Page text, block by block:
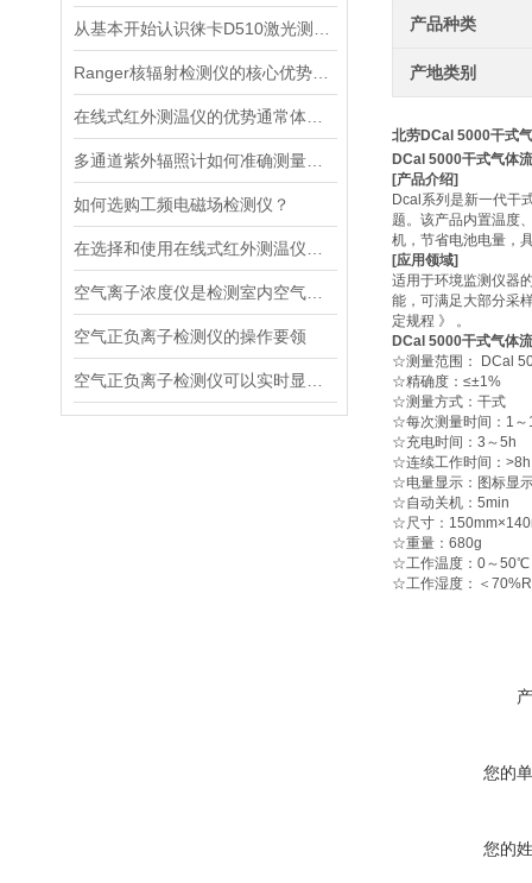
如何选购工频电磁场检测仪？
空气正负离子检测仪的操作要领
产品种类
产地类别
北劳DCal 5000干式
DCal 5000干式气体
[产品介绍]
Dcal系列是新一代干
题。该产品内置温度
机，节省电池电量，
[应用领域]
适用于环境监测仪器
能，可满足大部分采
定规程 》 。
DCal 5000干式气体
☆测量范围： DCal
☆精确度：≤±1%
☆测量方式：干式
☆每次测量时间：1～
☆充电时间：3～5h
☆连续工作时间：>8h
☆电量显示：图标显
☆自动关机：5min
☆尺寸：
☆重量：680g
☆工作温度：0～50℃
☆工作湿度：＜
您的
您的